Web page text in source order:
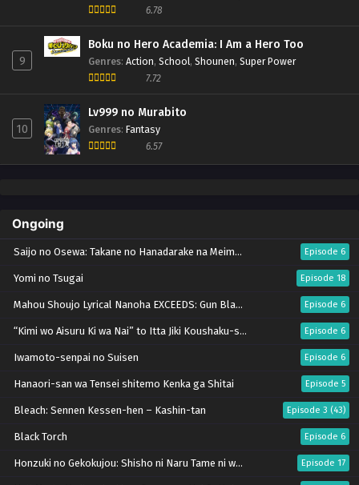
6.78
9
Boku no Hero Academia: I Am a Hero Too
Genres: Action, School, Shounen, Super Power
7.72
10
Lv999 no Murabito
Genres: Fantasy
6.57
Ongoing
Saijo no Osewa: Takane no Hanadarake na Meimonkou de, Gakuin Ichi no Ojousama Episode 6
Yomi no Tsugai Episode 18
Mahou Shoujo Lyrical Nanoha EXCEEDS: Gun Blaze Vengeance Episode 6
“Kimi wo Aisuru Ki wa Nai” to Itta Jiki Koushaku-sama ga Nazeka Dekiai shitekimasu Episode 6
Iwamoto-senpai no Suisen Episode 6
Hanaori-san wa Tensei shitemo Kenka ga Shitai Episode 5
Bleach: Sennen Kessen-hen – Kashin-tan Episode 3 (43)
Black Torch Episode 6
Honzuki no Gekokujou: Shisho ni Naru Tame ni wa Shudan wo Erandeiraremasen – Ryoushu no Youjo (Season 4) Episode 17